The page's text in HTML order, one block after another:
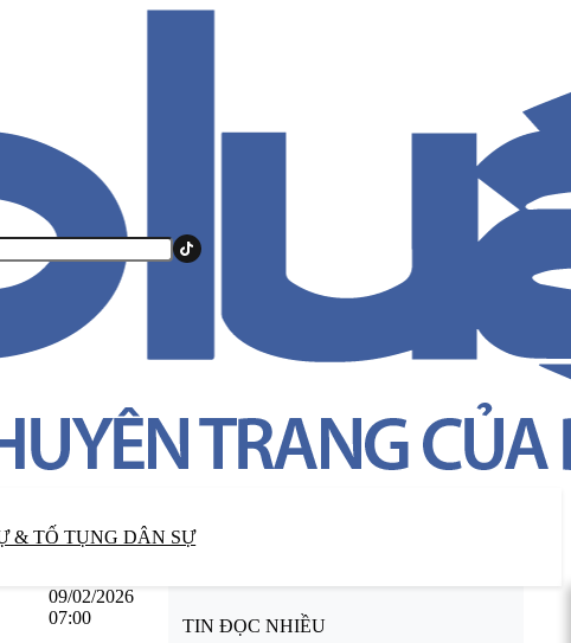
& TỐ TỤNG DÂN SỰ
09/02/2026
07:00
TIN ĐỌC NHIỀU